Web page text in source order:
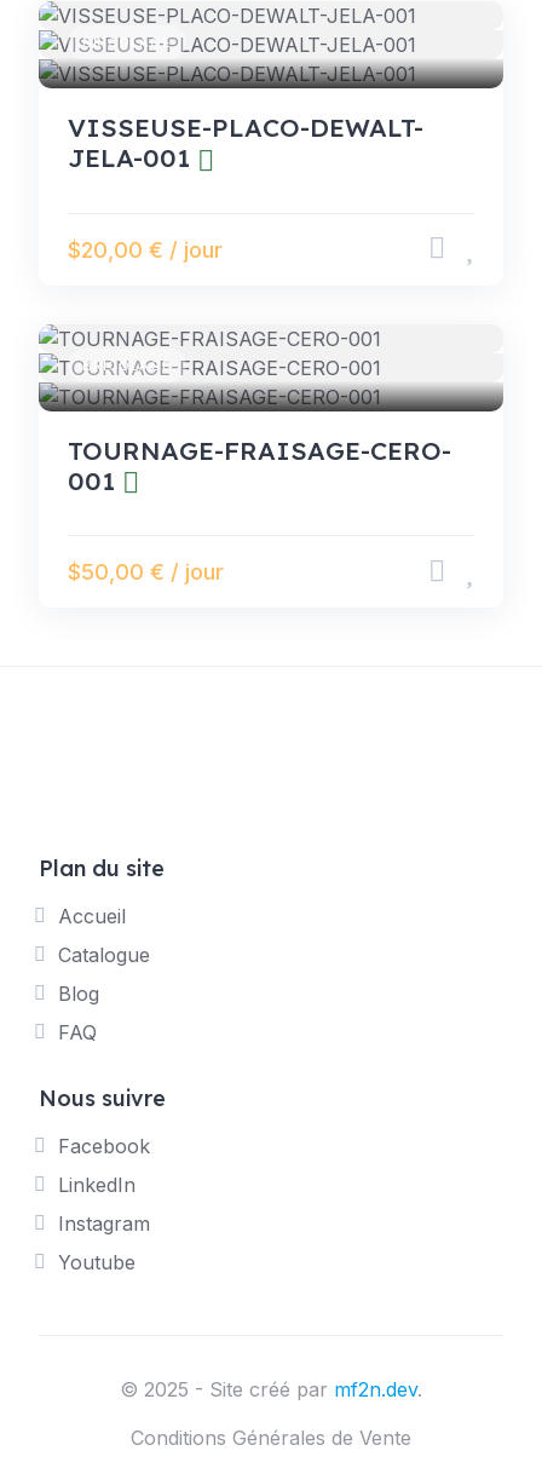
BRICOLAGE
VISSEUSE-PLACO-DEWALT-
JELA-001
$20,00 € / jour
BRICOLAGE
TOURNAGE-FRAISAGE-CERO-
001
$50,00 € / jour
Plan du site
Accueil
Catalogue
Blog
FAQ
Nous suivre
Facebook
LinkedIn
Instagram
Youtube
© 2025 - Site créé par mf2n.dev.
Conditions Générales de Vente